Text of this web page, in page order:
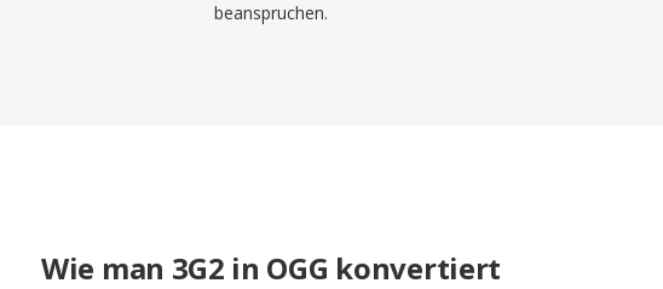
beanspruchen.
Wie man 3G2 in OGG konvertiert